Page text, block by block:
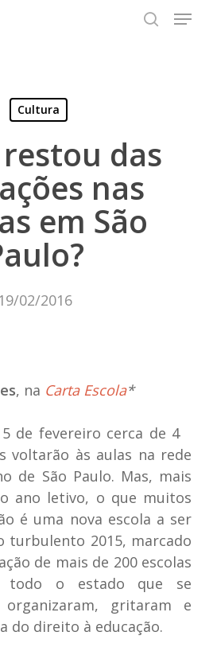
Menu
Cultura
das
nas
em São
19/02/2016
, na Carta Escola*
de fevereiro cerca de 4
voltarão às aulas na rede
de São Paulo. Mas, mais
ano letivo, o que muitos
é uma nova escola a ser
turbulento 2015, marcado
de mais de 200 escolas
todo o estado que se
organizaram, gritaram e
do direito à educação.